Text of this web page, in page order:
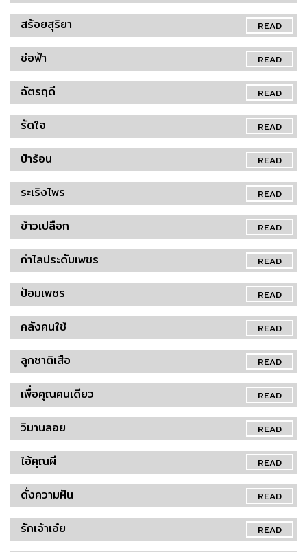
READ
สร้อยสุริยา
READ
ช่อฟ้า
READ
ฉัตรฤดี
READ
รัดใจ
READ
ป่าร้อน
READ
ระเริงไพร
READ
ข้าวเปลือก
READ
กำไลประดับเพชร
READ
ป้อมเพชร
READ
คลังคนใช้
READ
ลูกชาติเสือ
READ
เพื่อคุณคนเดียว
READ
วิมานลอย
READ
ไอ้คุณผี
READ
ดั่งความฝัน
READ
รักเจ้าเอ๋ย